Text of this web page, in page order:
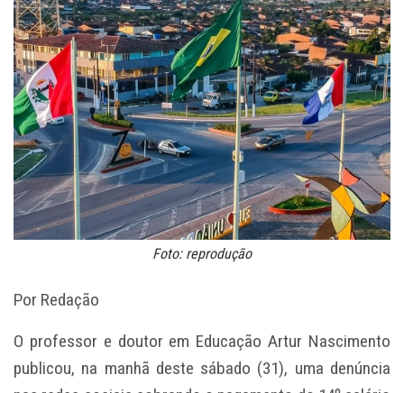
Foto: reprodução
Por Redação
O professor e doutor em Educação Artur Nascimento
publicou, na manhã deste sábado (31), uma denúncia